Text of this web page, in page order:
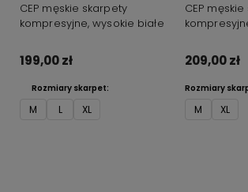
CEP męskie skarpety
kompresyjne, wysokie białe
199,00 zł
Rozmiary skarpet:
M L XL
CEP
209,00 zł
Rozmiary
M XL